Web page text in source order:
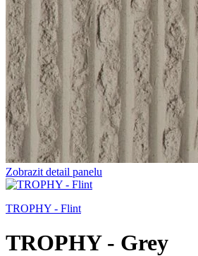
Zobrazit detail panelu
TROPHY - Flint
TROPHY - Grey